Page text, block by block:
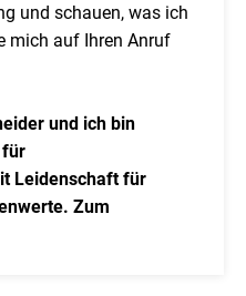
und schauen, was ich
mich auf Ihren Anruf
und ich bin
für
Leidenschaft für
Zum